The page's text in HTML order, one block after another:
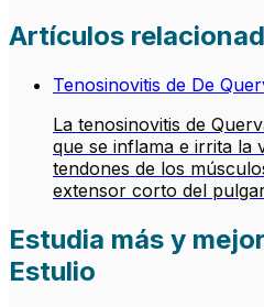
Artículos
Tenosinovitis de De
La tenosinovitis de
que se inflama e irrita la
tendones de los
extensor corto del
Estudia más y
Estulio